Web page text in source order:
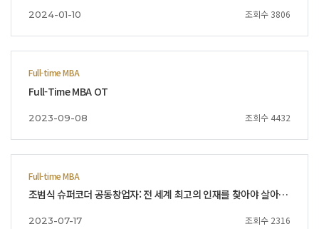
2024-01-10 조회수 3806
Full-time MBA
Full-Time MBA OT
2023-09-08 조회수 4432
Full-time MBA
조범식 슈퍼코더 공동창업자: 전 세계 최고의 인재를 찾아야 살아남는다
2023-07-17 조회수 2316